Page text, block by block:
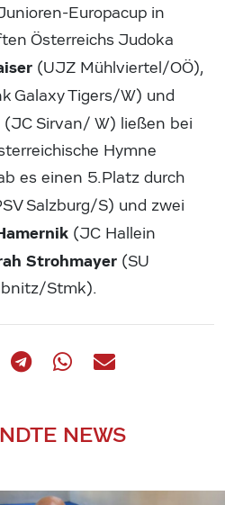
Europacup in
Österreichs Judoka
(UJZ Mühlviertel/OÖ),
Galaxy Tigers/W) und
(JC Sirvan/ W) ließen bei
Hymne
es einen 5.Platz durch
Salzburg/S) und zwei
(JC Hallein
Strohmayer (SU
Stmk).
NEWS